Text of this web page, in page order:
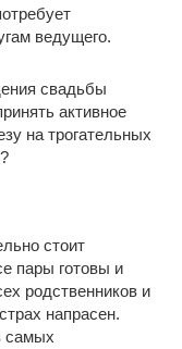
ведущего.
свадьбы
активное
на трогательных
стоит
пары готовы и
родственников и
напрасен.
самых